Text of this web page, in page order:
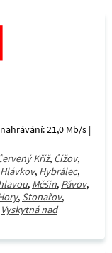
21,0 Mb/s |
Kříž, Čížov,
Hlávkov, Hybrálec,
, Měšín, Pávov,
, Stonařov,
Vyskytná nad